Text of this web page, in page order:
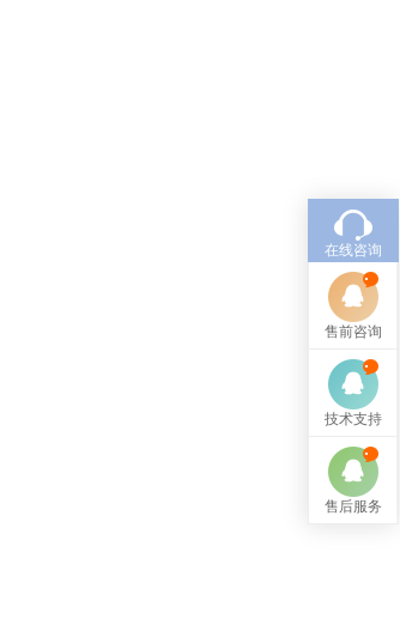
在线咨询
售前咨询
技术支持
售后服务